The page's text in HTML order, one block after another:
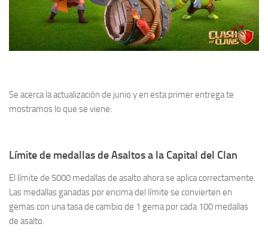
Se acerca la actualización de junio y en esta primer entrega te
mostramos lo que se viene:
Límite de medallas de Asaltos a la Capital del Clan
El límite de 5000 medallas de asalto ahora se aplica correctamente.
Las medallas ganadas por encima del límite se convierten en
gemas con una tasa de cambio de 1 gema por cada 100 medallas
de asalto.